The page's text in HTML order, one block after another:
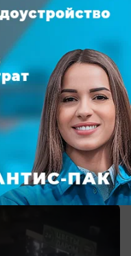
0
на
на-Дону
и железной